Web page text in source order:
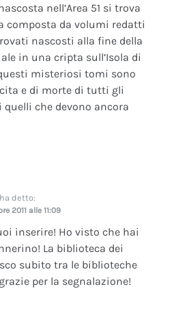
nell’Area 51 si trova
composta da volumi redatti
nascosti alla fine della
in una cripta sull’Isola di
misteriosi tomi sono
e di morte di tutti gli
che devono ancora
ha detto:
2011 alle 11:09
inserire! Ho visto che hai
La biblioteca dei
subito tra le biblioteche
per la segnalazione!